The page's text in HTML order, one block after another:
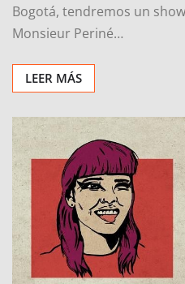
Bogotá, tendremos un
Monsieur Periné…
LEER MÁS